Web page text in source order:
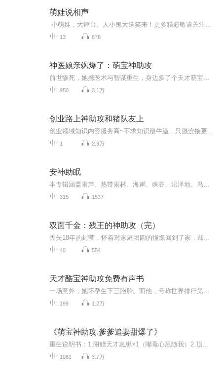
萌娃说相声
13 878
神医娘亲飒爆了：萌宝神助攻
950 3.1万
创业路上神助攻和猪队友上
1 2.3万
安神助眠
315 1537
双面千金：残王的神助攻（完）
40 554
天才酷宝神助攻免费有声书
199 1.2万
《萌宝神助攻.爹爹追妻甜爆了》
1081 3.7万